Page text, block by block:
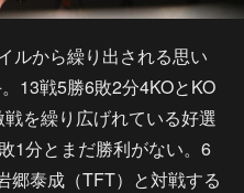
ルから繰り出される思い
13戦5勝6敗2分4KOとKO
を繰り広げれている好選
1分とまだ勝利がない。6
泰成（TFT）と対戦する